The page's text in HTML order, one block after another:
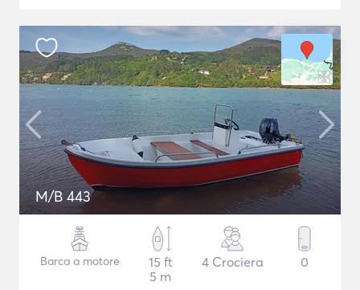
M/B 443
Barca a motore
15 ft
5 m
4 Crociera 0